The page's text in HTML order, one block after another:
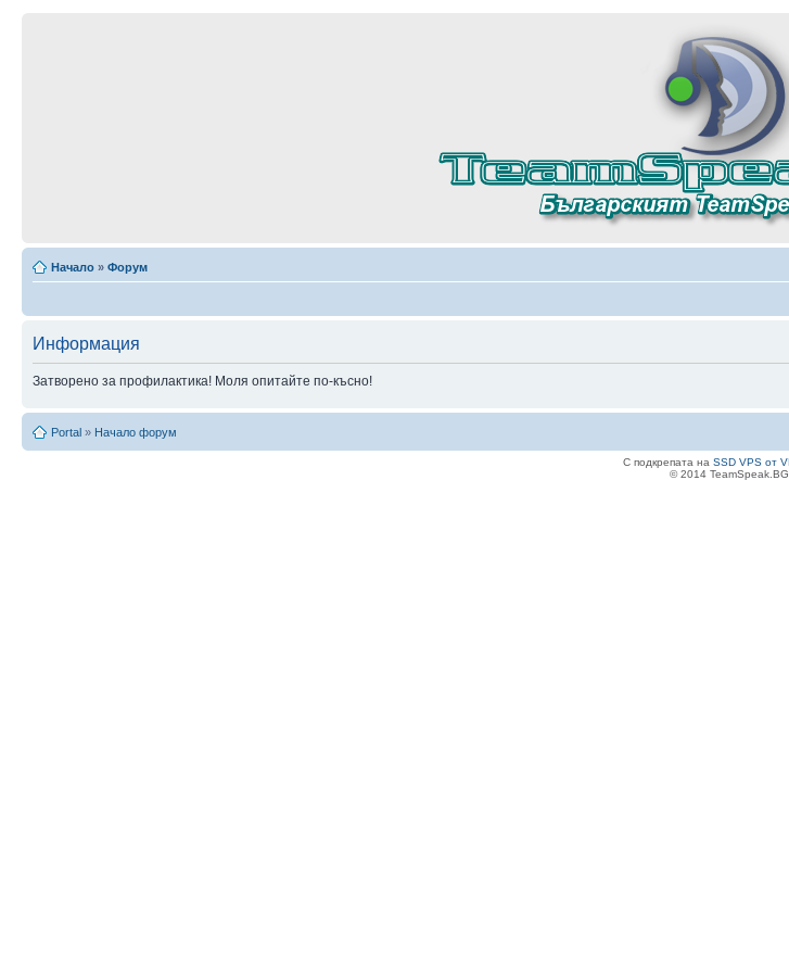
Начало » Форум
Информация
Затворено за профилактика! Моля опитайте по-късно!
Portal » Начало форум
С подкрепата на SSD VPS от
© 2014 TeamSpeak.BG